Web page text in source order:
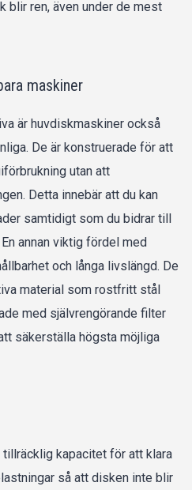
blir ren, även under de mest
maskiner
är huvdiskmaskiner också
De är konstruerade för att
utan att
Detta innebär att du kan
samtidigt som du bidrar till
annan viktig fördel med
och långa livslängd. De
material som rostfritt stål
med självrengörande filter
säkerställa högsta möjliga
kapacitet för att klara
så att disken inte blir